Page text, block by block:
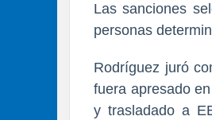
Las sanciones
personas
Rodríguez juró
fuera apresado
y trasladado a